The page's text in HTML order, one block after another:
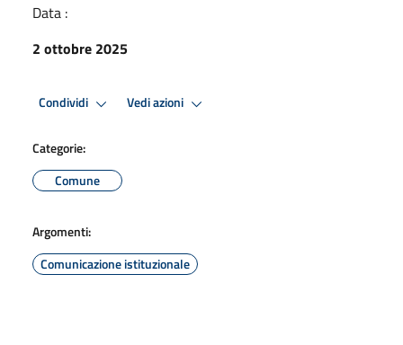
Data :
2 ottobre 2025
Condividi Vedi azioni
Categorie:
Comune
Argomenti:
Comunicazione istituzionale